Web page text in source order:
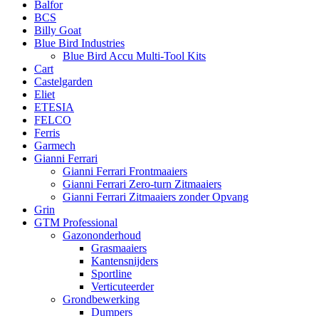
Balfor
BCS
Billy Goat
Blue Bird Industries
Blue Bird Accu Multi-Tool Kits
Cart
Castelgarden
Eliet
ETESIA
FELCO
Ferris
Garmech
Gianni Ferrari
Gianni Ferrari Frontmaaiers
Gianni Ferrari Zero-turn Zitmaaiers
Gianni Ferrari Zitmaaiers zonder Opvang
Grin
GTM Professional
Gazononderhoud
Grasmaaiers
Kantensnijders
Sportline
Verticuteerder
Grondbewerking
Dumpers